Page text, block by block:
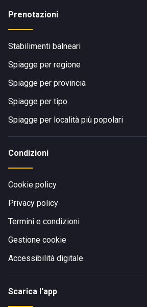
Prenotazioni
Stabilimenti balneari
Spiagge per regione
Spiagge per provincia
Spiagge per tipo
Spiagge per località più popolari
Condizioni
Cookie policy
Privacy policy
Termini e condizioni
Gestione cookie
Accessibilità digitale
Scarica l'app